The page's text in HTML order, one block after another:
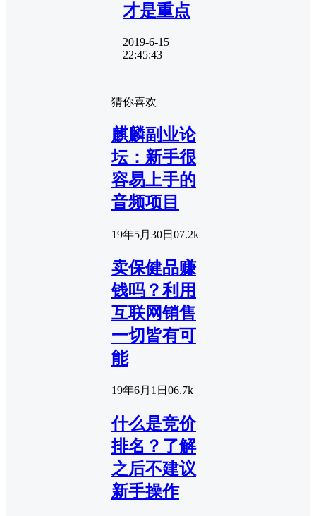
才是重点
2019-6-15
22:45:43
猜你喜欢
麒麟副业论
坛：新手很
容易上手的
音频项目
19年5月30日 07.2k
卖保健品赚
钱吗？利用
互联网销售
一切皆有可
能
19年6月1日 06.7k
什么是竞价
排名？了解
之后不建议
新手操作